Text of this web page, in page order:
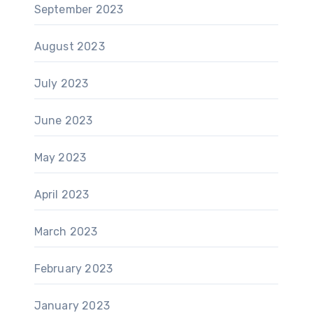
September 2023
August 2023
July 2023
June 2023
May 2023
April 2023
March 2023
February 2023
January 2023